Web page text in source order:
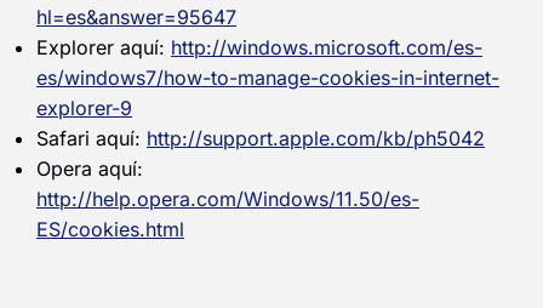
hl=es&answer=95647
Explorer aquí: http://windows.microsoft.com/es-
es/windows7/how-to-manage-cookies-in-internet-
explorer-9
Safari aquí: http://support.apple.com/kb/ph5042
Opera aquí:
http://help.opera.com/Windows/11.50/es-
ES/cookies.html